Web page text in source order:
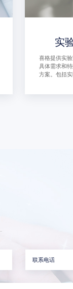
实
喜格提供实
具体需求和
方案。包括